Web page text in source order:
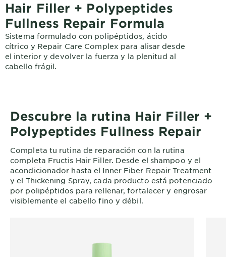
Hair Filler + Polypeptides
Fullness Repair Formula
Sistema formulado con polipéptidos, ácido
cítrico y Repair Care Complex para alisar desde
el interior y devolver la fuerza y la plenitud al
cabello frágil.
Descubre la rutina Hair Filler +
Polypeptides Fullness Repair
Completa tu rutina de reparación con la rutina
completa Fructis Hair Filler. Desde el shampoo y el
acondicionador hasta el Inner Fiber Repair Treatment
y el Thickening Spray, cada producto está potenciado
por polipéptidos para rellenar, fortalecer y engrosar
visiblemente el cabello fino y débil.